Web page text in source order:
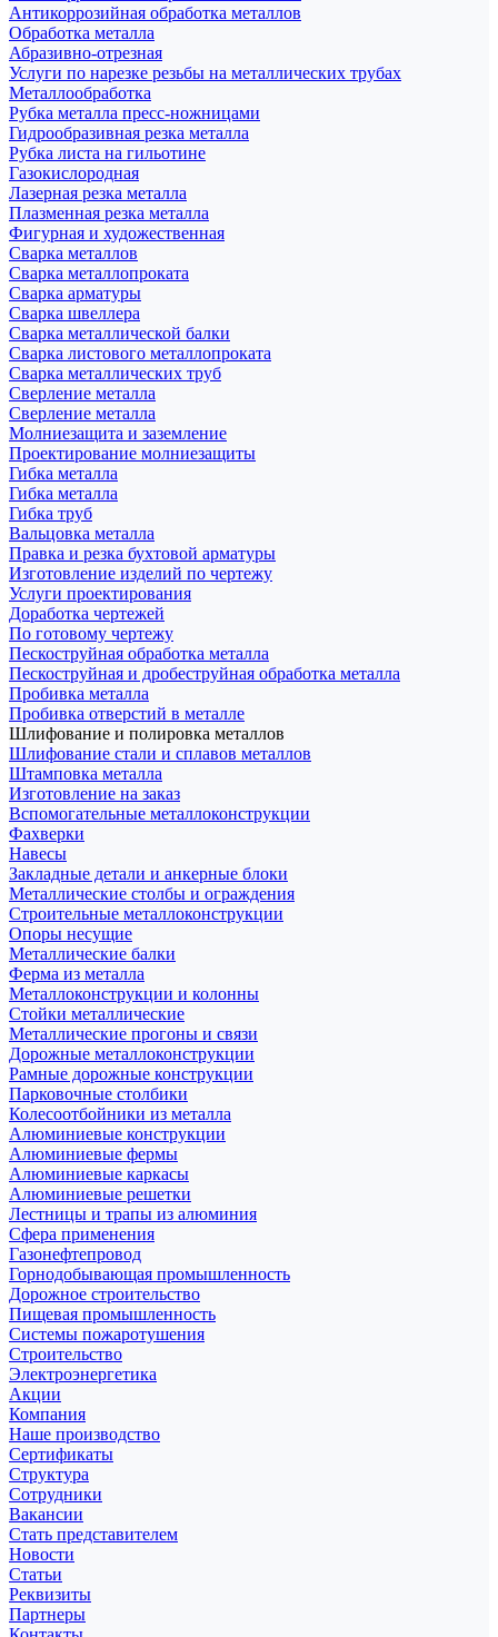
Антикоррозийная обработка металлов
Обработка металла
Абразивно-отрезная
Услуги по нарезке резьбы на металлических трубах
Металлообработка
Рубка металла пресс-ножницами
Гидрообразивная резка металла
Рубка листа на гильотине
Газокислородная
Лазерная резка металла
Плазменная резка металла
Фигурная и художественная
Сварка металлов
Сварка металлопроката
Сварка арматуры
Сварка швеллера
Сварка металлической балки
Сварка листового металлопроката
Сварка металлических труб
Сверление металла
Сверление металла
Молниезащита и заземление
Проектирование молниезащиты
Гибка металла
Гибка металла
Гибка труб
Вальцовка металла
Правка и резка бухтовой арматуры
Изготовление изделий по чертежу
Услуги проектирования
Доработка чертежей
По готовому чертежу
Пескоструйная обработка металла
Пескоструйная и дробеструйная обработка металла
Пробивка металла
Пробивка отверстий в металле
Шлифование и полировка металлов
Шлифование стали и сплавов металлов
Штамповка металла
Изготовление на заказ
Вспомогательные металлоконструкции
Фахверки
Навесы
Закладные детали и анкерные блоки
Металлические столбы и ограждения
Строительные металлоконструкции
Опоры несущие
Металлические балки
Ферма из металла
Металлоконструкции и колонны
Стойки металлические
Металлические прогоны и связи
Дорожные металлоконструкции
Рамные дорожные конструкции
Парковочные столбики
Колесоотбойники из металла
Алюминиевые конструкции
Алюминиевые фермы
Алюминиевые каркасы
Алюминиевые решетки
Лестницы и трапы из алюминия
Сфера применения
Газонефтепровод
Горнодобывающая промышленность
Дорожное строительство
Пищевая промышленность
Системы пожаротушения
Строительство
Электроэнергетика
Акции
Компания
Наше производство
Сертификаты
Структура
Сотрудники
Вакансии
Стать представителем
Новости
Статьи
Реквизиты
Партнеры